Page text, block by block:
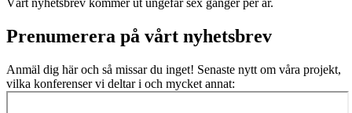
Vårt nyhetsbrev kommer ut ungefär sex gånger per år.
Prenumerera på vårt nyhetsbrev
Anmäl dig här och så missar du inget! Senaste nytt om våra projekt,
vilka konferenser vi deltar i och mycket annat: